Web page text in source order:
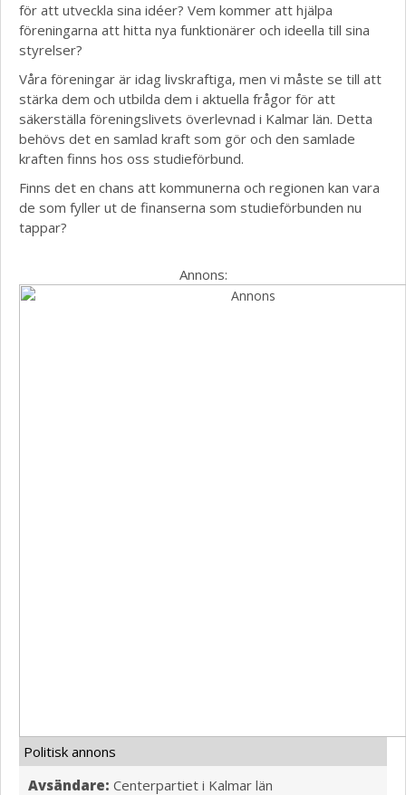
för att utveckla sina idéer? Vem kommer att hjälpa
föreningarna att hitta nya funktionärer och ideella till sina
styrelser?
Våra föreningar är idag livskraftiga, men vi måste se till att
stärka dem och utbilda dem i aktuella frågor för att
säkerställa föreningslivets överlevnad i Kalmar län. Detta
behövs det en samlad kraft som gör och den samlade
kraften finns hos oss studieförbund.
Finns det en chans att kommunerna och regionen kan vara
de som fyller ut de finanserna som studieförbunden nu
tappar?
Annons:
Politisk annons
Avsändare: Centerpartiet i Kalmar län